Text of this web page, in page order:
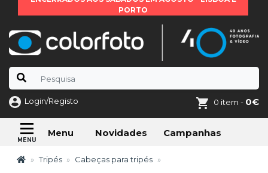
PORTO
Login/Registo 0 item - 0€
Menu Novidades Campanhas
Tripés Cabeças para tripés